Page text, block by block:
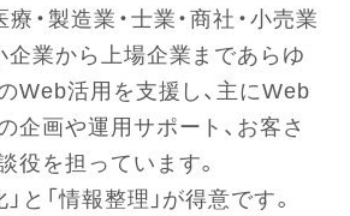
療・製造業・士業・商社・小売業
企業から上場企業まであらゆ
Web活用を支援し、主にWeb
企画や運用サポート、お客さ
役を担っています。
」と「情報整理」が得意です。